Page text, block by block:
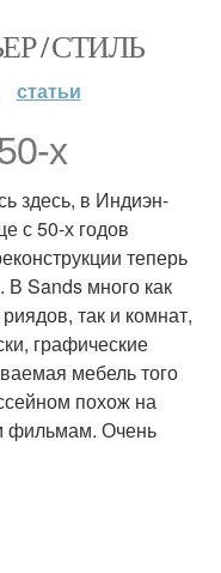
/ СТИЛЬ
статьи
х
здесь, в Индиэн-
с 50-х годов
теперь
Sands много как
так и комнат,
графические
мебель того
похож на
фильмам. Очень